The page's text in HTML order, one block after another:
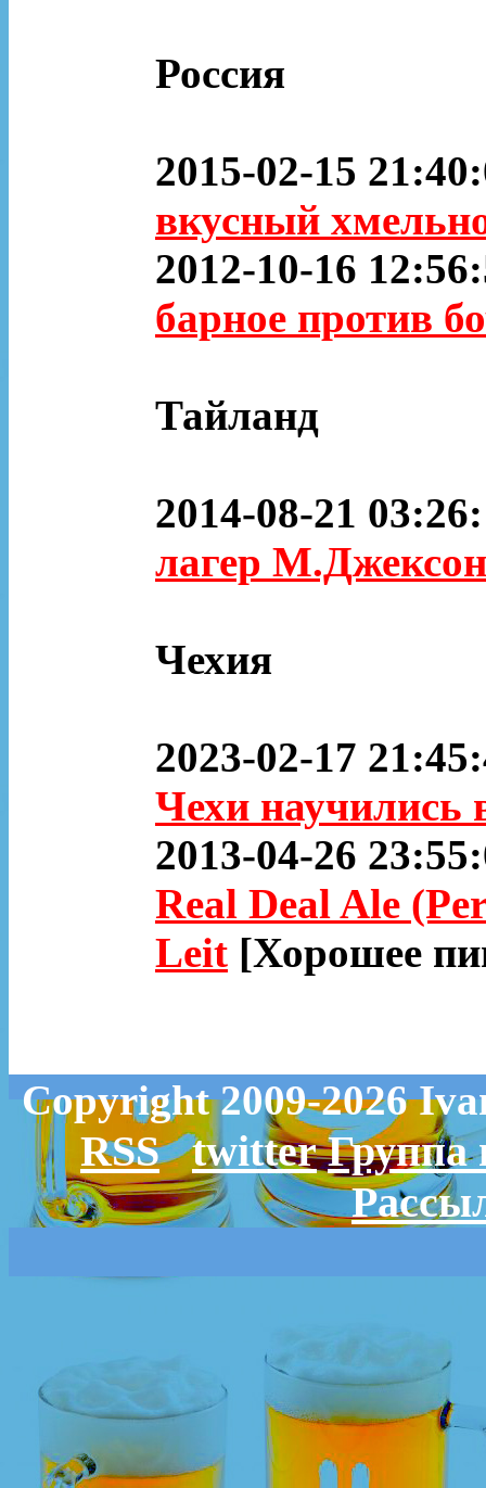
Россия
2015-02-15
вкусный
2012-10-16
барное против
Тайланд
2014-08-21
лагер
Чехия
2023-02-17
Чехи научились
2013-04-26
Real Deal Ale
Leit [Хорошее
Copyright 2009-2026
RSS twitter Группа